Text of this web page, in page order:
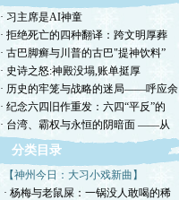
· 习主席是AI神童
· 拒绝死亡的四种翻译：跨文明厚葬
· 古巴脚癣与川普的古巴"提神饮料”
· 史诗之怒:神殿没塌,账单挺厚
· 历史的牢笼与战略的迷局——呼应余
· 纪念六四旧作重发：六四“平反”的
· 台湾、霸权与永恒的阴暗面 ——从
分类目录
【神州今日：大习小戏新曲】
· 杨梅与老鼠屎：一锅没人敢喝的稀